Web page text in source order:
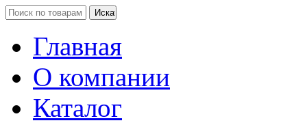
Главная
О компании
Каталог